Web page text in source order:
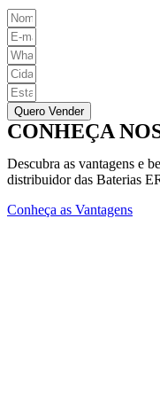
Quero Vender
CONHEÇA
Descubra as vantagens e
distribuidor das Baterias
Conheça as Vantagens